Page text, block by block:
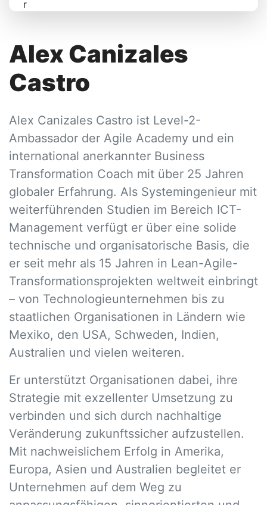
Alex Canizales
Castro
Alex Canizales Castro ist Level-2-
Ambassador der Agile Academy und ein
international anerkannter Business
Transformation Coach mit über 25 Jahren
globaler Erfahrung. Als Systemingenieur mit
weiterführenden Studien im Bereich ICT-
Management verfügt er über eine solide
technische und organisatorische Basis, die
er seit mehr als 15 Jahren in Lean-Agile-
Transformationsprojekten weltweit einbringt
– von Technologieunternehmen bis zu
staatlichen Organisationen in Ländern wie
Mexiko, den USA, Schweden, Indien,
Australien und vielen weiteren.
Er unterstützt Organisationen dabei, ihre
Strategie mit exzellenter Umsetzung zu
verbinden und sich durch nachhaltige
Veränderung zukunftssicher aufzustellen.
Mit nachweislichem Erfolg in Amerika,
Europa, Asien und Australien begleitet er
Unternehmen auf dem Weg zu